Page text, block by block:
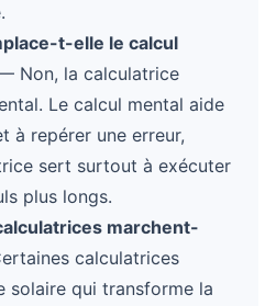
t-elle le calcul
Non, la calculatrice
Le calcul mental aide
à repérer une erreur,
sert surtout à exécuter
plus longs.
marchent-
calculatrices
solaire qui transforme la